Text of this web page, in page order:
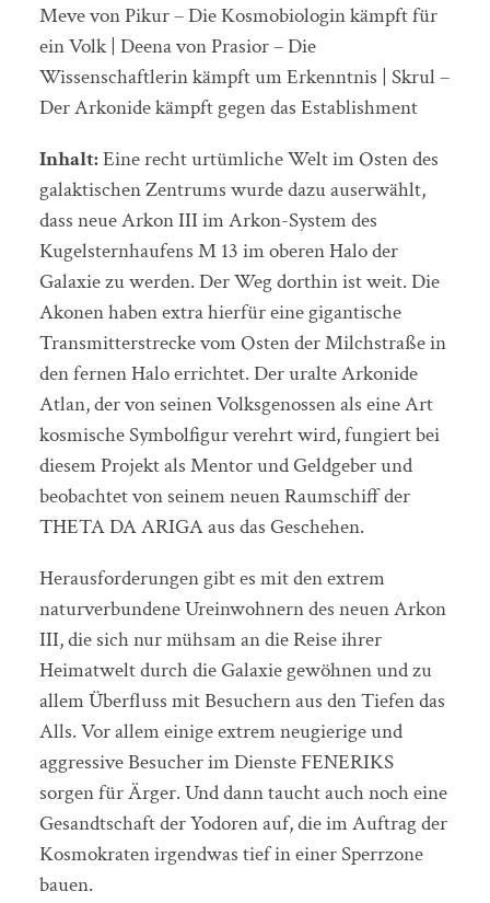
Meve von Pikur – Die Kosmobiologin kämpft für
ein Volk | Deena von Prasior – Die
Wissenschaftlerin kämpft um Erkenntnis | Skrul –
Der Arkonide kämpft gegen das Establishment
Inhalt:Eine recht urtümliche Welt im Osten des
galaktischen Zentrums wurde dazu auserwählt,
dass neue Arkon III im Arkon-System des
Kugelsternhaufens M 13 im oberen Halo der
Galaxie zu werden. Der Weg dorthin ist weit. Die
Akonen haben extra hierfür eine gigantische
Transmitterstrecke vom Osten der Milchstraße in
den fernen Halo errichtet. Der uralte Arkonide
Atlan, der von seinen Volksgenossen als eine Art
kosmische Symbolfigur verehrt wird, fungiert bei
diesem Projekt als Mentor und Geldgeber und
beobachtet von seinem neuen Raumschiff der
THETA DA ARIGA aus das Geschehen.
Herausforderungen gibt es mit den extrem
naturverbundene Ureinwohnern des neuen Arkon
III, die sich nur mühsam an die Reise ihrer
Heimatwelt durch die Galaxie gewöhnen und zu
allem Überfluss mit Besuchern aus den Tiefen das
Alls. Vor allem einige extrem neugierige und
aggressive Besucher im Dienste FENERIKS
sorgen für Ärger. Und dann taucht auch noch eine
Gesandtschaft der Yodoren auf, die im Auftrag der
Kosmokraten irgendwas tief in einer Sperrzone
bauen.